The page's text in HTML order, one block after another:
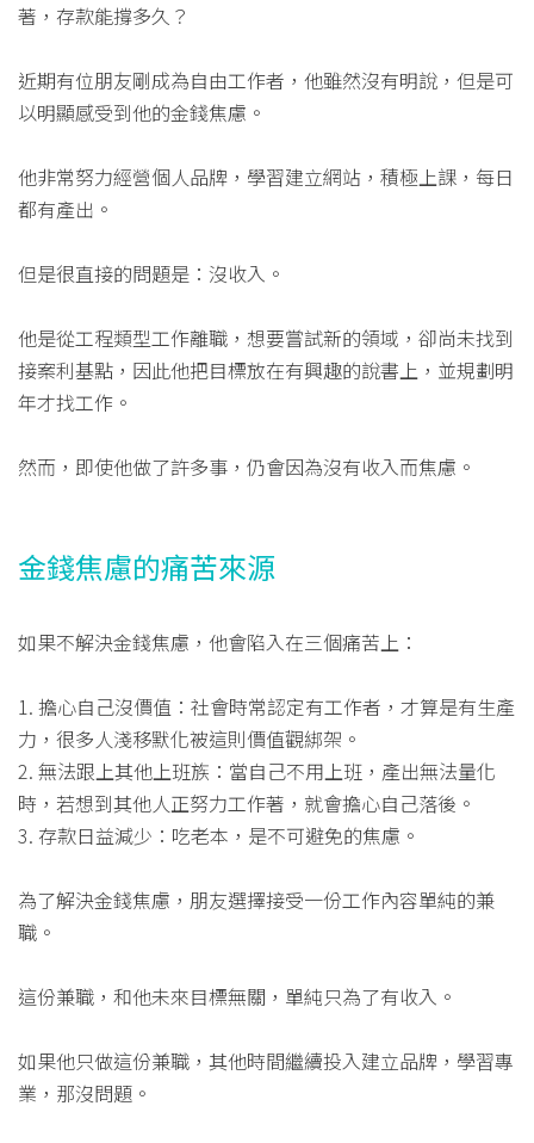
著，存款能撐多久？
近期有位朋友剛成為自由工作者，他雖然沒有明說，但是可
以明顯感受到他的金錢焦慮。
他非常努力經營個人品牌，學習建立網站，積極上課，每日
都有產出。
但是很直接的問題是：沒收入。
他是從工程類型工作離職，想要嘗試新的領域，卻尚未找到
接案利基點，因此他把目標放在有興趣的說書上，並規劃明
年才找工作。
然而，即使他做了許多事，仍會因為沒有收入而焦慮。
金錢焦慮的痛苦來源
如果不解決金錢焦慮，他會陷入在三個痛苦上：
1. 擔心自己沒價值：社會時常認定有工作者，才算是有生產
力，很多人淺移默化被這則價值觀綁架。
2. 無法跟上其他上班族：當自己不用上班，產出無法量化
時，若想到其他人正努力工作著，就會擔心自己落後。
3. 存款日益減少：吃老本，是不可避免的焦慮。
為了解決金錢焦慮，朋友選擇接受一份工作內容單純的兼
職。
這份兼職，和他未來目標無關，單純只為了有收入。
如果他只做這份兼職，其他時間繼續投入建立品牌，學習專
業，那沒問題。